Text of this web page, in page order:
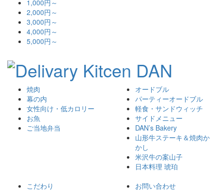
1,000円～
2,000円～
3,000円～
4,000円～
5,000円～
焼肉
幕の内
女性向け・低カロリー
お魚
ご当地弁当
オードブル
パーティーオードブル
軽食・サンドウィッチ
サイドメニュー
DAN’s Bakery
山形牛ステーキ＆焼肉か
かし
米沢牛の案山子
日本料理 琥珀
こだわり
お問い合わせ